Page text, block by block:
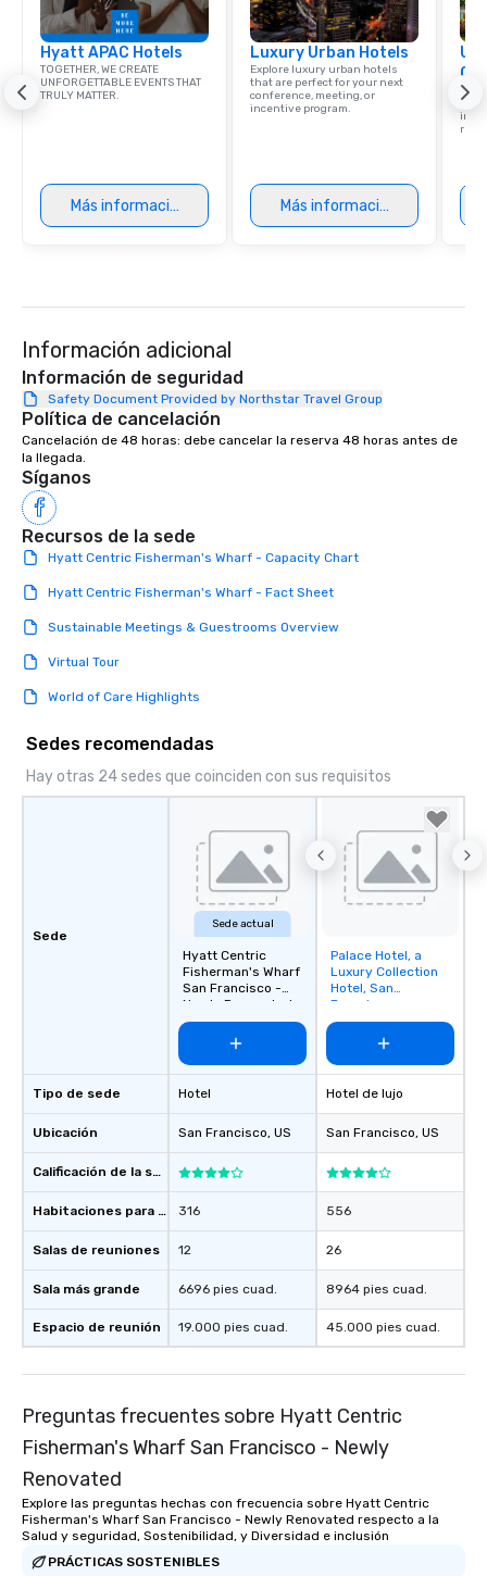
Hyatt APAC Hotels
TOGETHER, WE CREATE
UNFORGETTABLE EVENTS THAT
TRULY MATTER.
Más información
Luxury Urban Hotels
Explore luxury urban hotels
that are perfect for your next
conference, meeting, or
incentive program.
Más información
Find
Información adicional
Información de seguridad
Safety Document Provided by Northstar Travel Group
Política de cancelación
Cancelación de 48 horas: debe cancelar la reserva 48 horas antes de
la llegada.
Síganos
Recursos de la sede
Hyatt Centric Fisherman's Wharf - Capacity Chart
Hyatt Centric Fisherman's Wharf - Fact Sheet
Sustainable Meetings & Guestrooms Overview
Virtual Tour
World of Care Highlights
Sedes recomendadas
Hay otras 24 sedes que coinciden con sus requisitos
Sede
Tipo de sede
Ubicación
Calificación de la sede
Habitaciones para huéspedes
Salas de reuniones
Sala más grande
Espacio de reunión
Sede actual
Hyatt Centric
Fisherman's Wharf
San Francisco -
Newly Renovated
Hotel
San Francisco, US
316
12
6696 pies cuad.
19.000 pies cuad.
Removed from
favorites
Palace Hotel, a
Luxury Collection
Hotel, San
Francisco
Hotel de lujo
San Francisco, US
556
26
8964 pies cuad.
45.000 pies cuad.
Preguntas frecuentes sobre Hyatt Centric
Fisherman's Wharf San Francisco - Newly
Renovated
Explore las preguntas hechas con frecuencia sobre Hyatt Centric
Fisherman's Wharf San Francisco - Newly Renovated respecto a la
Salud y seguridad, Sostenibilidad, y Diversidad e inclusión
PRÁCTICAS SOSTENIBLES